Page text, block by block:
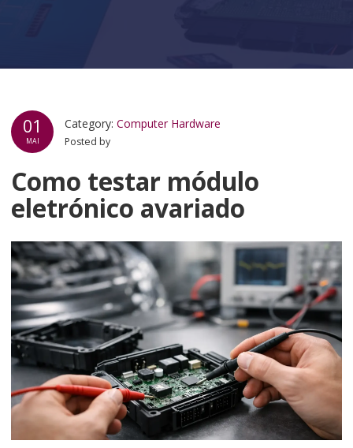
01
MAI
Category:Computer Hardware
Posted by
Como testar módulo
eletrónico avariado